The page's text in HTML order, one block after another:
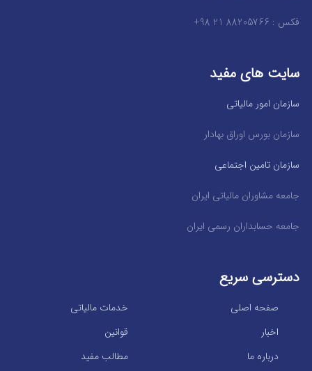
فکس : 88205766 21 98+
سایت های مفید
سازمان امور مالیاتی
سازمان بورس اوراق بهادار
سازمان تامین اجتماعی
جامعه مشاوران مالیاتی ایران
جامعه حسابداران رسمی ایران
دسترسی سریع
خدمات مالیاتی
صفحه اصلی
قوانین
اخبار
مطالب مفید
درباره ما